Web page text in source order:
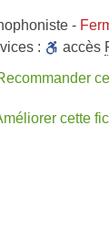
-
:
accès
cette